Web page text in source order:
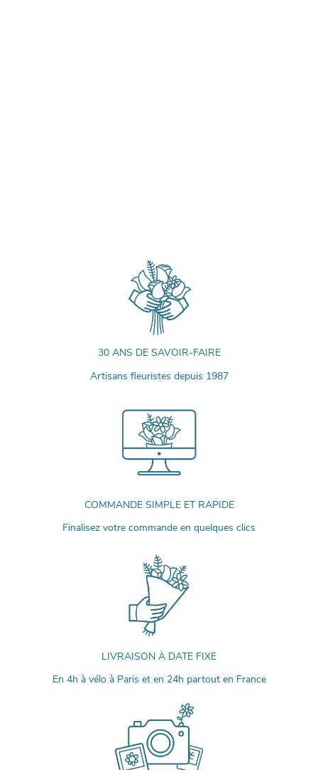
30 ANS DE SAVOIR-FAIRE
Artisans fleuristes depuis 1987
COMMANDE SIMPLE ET RAPIDE
Finalisez votre commande en quelques clics
LIVRAISON À DATE FIXE
En 4h à vélo à Paris et en 24h partout en France